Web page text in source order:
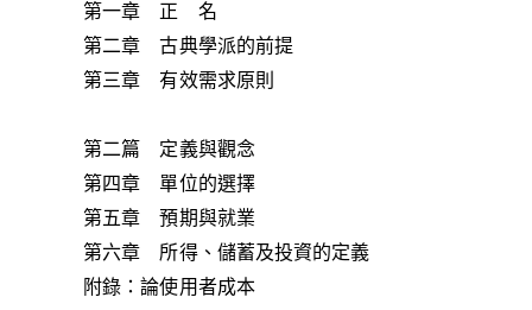
第一章 正 名
第二章 古典學派的前提
第三章 有效需求原則
第二篇 定義與觀念
第四章 單位的選擇
第五章 預期與就業
第六章 所得、儲蓄及投資的定義
附錄：論使用者成本